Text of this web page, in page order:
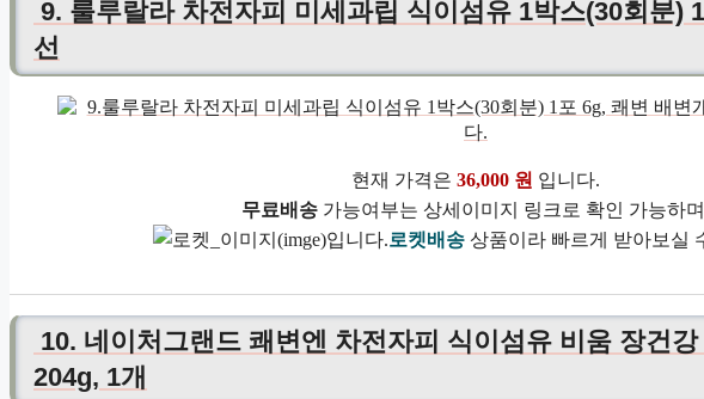
9. 룰루랄라 차전자피 미세과립 식이섬유 1박스(30회분)
선
현재 가격은 36,000 원 입니다.
무료배송 가능여부는 상세이미지 링크로 확인 가능하
로켓배송상품이라 빠르게 받아보실
10. 네이처그랜드 쾌변엔 차전자피 식이섬유 비움 장건
204g, 1개